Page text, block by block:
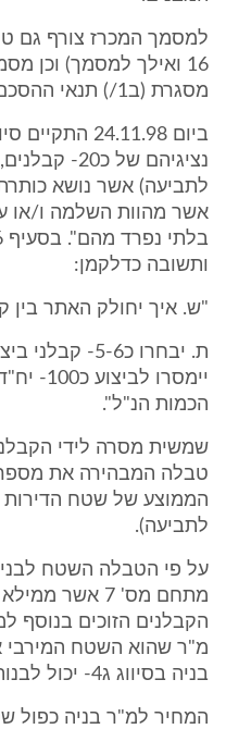
16 ואילך למסמך) וכן
מסגרת (ב1/) תנאי ההסכם לביצוע העבודה (ב2/).
ביום 24.11.98
נציגיהם של
לתביעה) אשר נושא
אשר מהוות השלמה ו/או
ותשובה כדלקמן:
"ש. איך יחולק האתר בין
ת. יבחרו כ5-6-
יימסרו
הכמות הנ"ל".
שמשית מסרה לידי
טבלה המבהירה את
הממוצע של שטח
לתביעה).
על פי הטבלה השטח
מ"ר שהוא השטח המירבי
בניה בסיווג ג4- יכול לבנות.
המחיר למ"ר בניה כפול